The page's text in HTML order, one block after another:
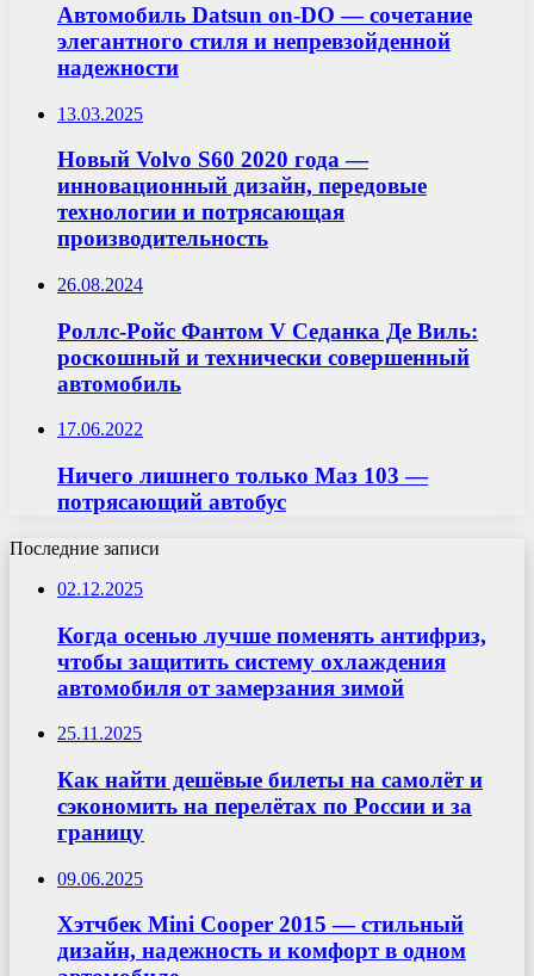
Автомобиль Datsun on-DO — сочетание
элегантного стиля и непревзойденной
надежности
13.03.2025
Новый Volvo S60 2020 года —
инновационный дизайн, передовые
технологии и потрясающая
производительность
26.08.2024
Роллс-Ройс Фантом V Седанка Де Виль:
роскошный и технически совершенный
автомобиль
17.06.2022
Ничего лишнего только Маз 103 —
потрясающий автобус
Последние записи
02.12.2025
Когда осенью лучше поменять антифриз,
чтобы защитить систему охлаждения
автомобиля от замерзания зимой
25.11.2025
Как найти дешёвые билеты на самолёт и
сэкономить на перелётах по России и за
границу
09.06.2025
Хэтчбек Mini Cooper 2015 — стильный
дизайн, надежность и комфорт в одном